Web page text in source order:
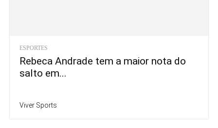
ESPORTES
Rebeca Andrade tem a maior nota do
salto em...
Viver Sports